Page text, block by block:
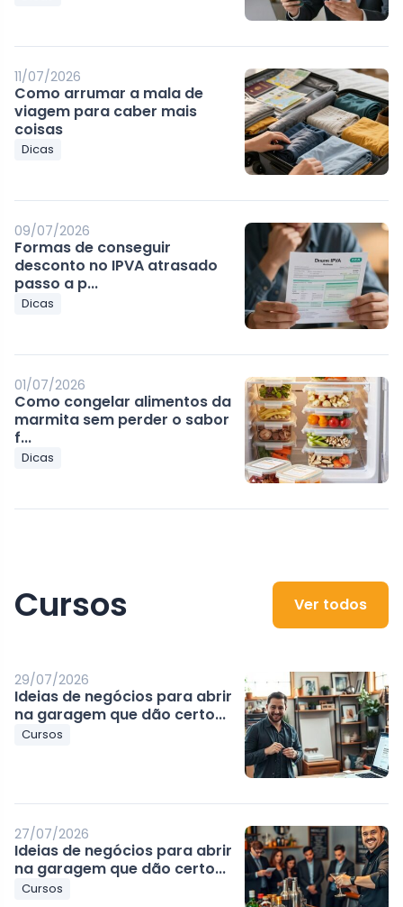
11/07/2026
Como arrumar a mala de
viagem para caber mais
coisas
Dicas
09/07/2026
Formas de conseguir
desconto no IPVA atrasado
passo a p...
Dicas
01/07/2026
Como congelar alimentos da
marmita sem perder o sabor
f...
Dicas
Cursos Ver todos
29/07/2026
Ideias de negócios para abrir
na garagem que dão certo...
Cursos
27/07/2026
Ideias de negócios para abrir
na garagem que dão certo...
Cursos